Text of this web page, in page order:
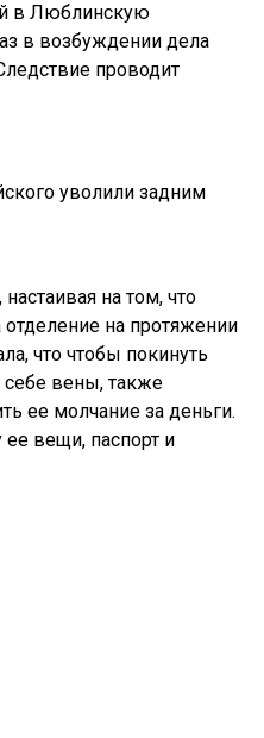
в Люблинскую
в возбуждении дела
проводит
уволили задним
на том, что
на протяжении
что чтобы покинуть
вены, также
ее молчание за деньги.
вещи, паспорт и